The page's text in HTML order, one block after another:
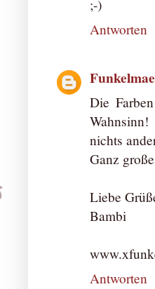
;-)
Antworten
Die
nichts
Ganz
Liebe
Bambi
Antworten